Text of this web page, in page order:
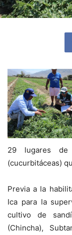
29 lugares de
(cucurbitáceas)
Previa a la
Ica para la
cultivo de
(Chincha),